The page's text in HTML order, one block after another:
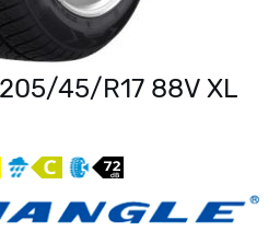
45/R17 88V XL